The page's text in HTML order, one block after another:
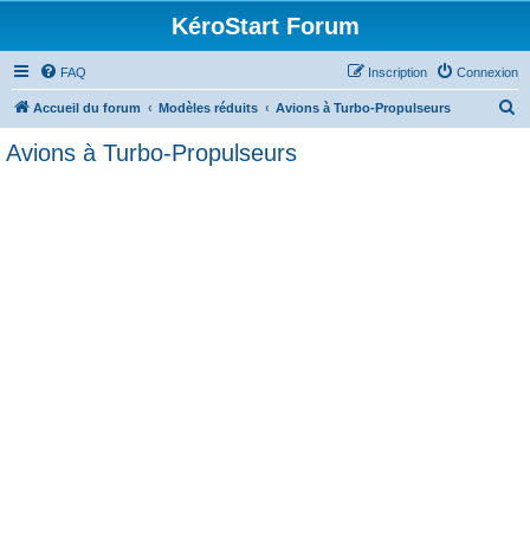
KéroStart Forum
FAQ Connexion
Inscription
Accueil du forum Modèles réduits Avions à Turbo-Propulseurs
Avions à Turbo-Propulseurs